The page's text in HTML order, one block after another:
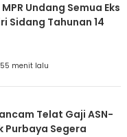
Undang Semua Eks
Sidang Tahunan 14
55 menit lalu
Telat Gaji ASN-
Purbaya Segera